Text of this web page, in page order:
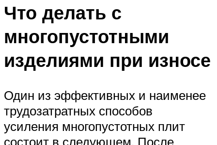
Что делать с
многопустотными
изделиями при износе
Один из эффективных и наименее
трудозатратных способов
усиления многопустотных плит
состоит в следующем. После